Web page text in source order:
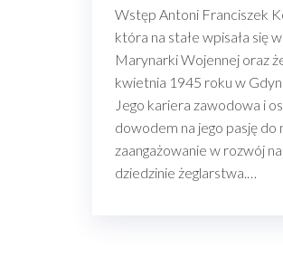
Wstęp Antoni Franciszek
która na stałe wpisała się
Marynarki Wojennej oraz
kwietnia 1945 roku w
Jego kariera zawodowa i
dowodem na jego pasję do
zaangażowanie w rozwój
dziedzinie żeglarstwa.…